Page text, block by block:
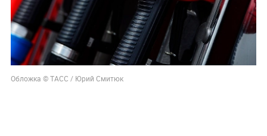
Обложка © ТАСС / Юрий Смитюк